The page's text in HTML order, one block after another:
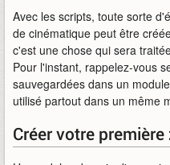
Avec les scripts, toute sorte
de cinématique peut être
c'est une chose qui sera
Pour l'instant, rappelez-vous
sauvegardées dans un
utilisé partout dans un même
Créer votre première